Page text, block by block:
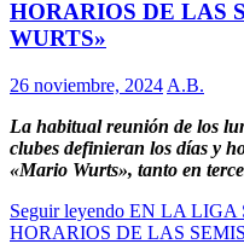
HORARIOS DE LAS
WURTS»
26 noviembre, 2024 A.B.
La habitual reunión de los
clubes definieran los días y
«Mario Wurts», tanto en
Seguir leyendo EN LA LIGA
HORARIOS DE LAS